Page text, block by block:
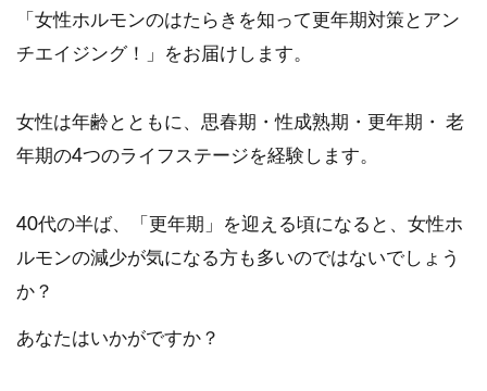
「女性ホルモンのはたらきを知って更年期対策とアン
チエイジング！」をお届けします。
女性は年齢とともに、思春期・性成熟期・更年期・ 老
年期の4つのライフステージを経験します。
40代の半ば、「更年期」を迎える頃になると、女性ホ
ルモンの減少が気になる方も多いのではないでしょう
か？
あなたはいかがですか？